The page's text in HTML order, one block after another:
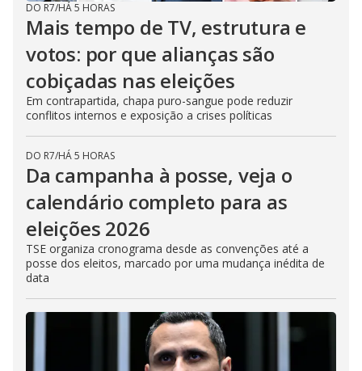
DO R7/HÁ 5 HORAS
Mais tempo de TV, estrutura e
votos: por que alianças são
cobiçadas nas eleições
Em contrapartida, chapa puro-sangue pode reduzir
conflitos internos e exposição a crises políticas
DO R7/HÁ 5 HORAS
Da campanha à posse, veja o
calendário completo para as
eleições 2026
TSE organiza cronograma desde as convenções até a
posse dos eleitos, marcado por uma mudança inédita de
data